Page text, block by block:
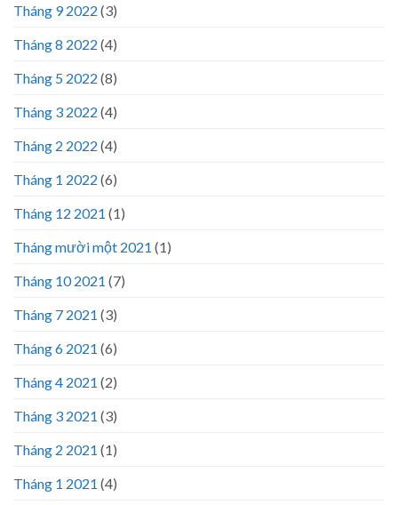
Tháng 9 2022 (3)
Tháng 8 2022 (4)
Tháng 5 2022 (8)
Tháng 3 2022 (4)
Tháng 2 2022 (4)
Tháng 1 2022 (6)
Tháng 12 2021 (1)
Tháng mười một 2021 (1)
Tháng 10 2021 (7)
Tháng 7 2021 (3)
Tháng 6 2021 (6)
Tháng 4 2021 (2)
Tháng 3 2021 (3)
Tháng 2 2021 (1)
Tháng 1 2021 (4)